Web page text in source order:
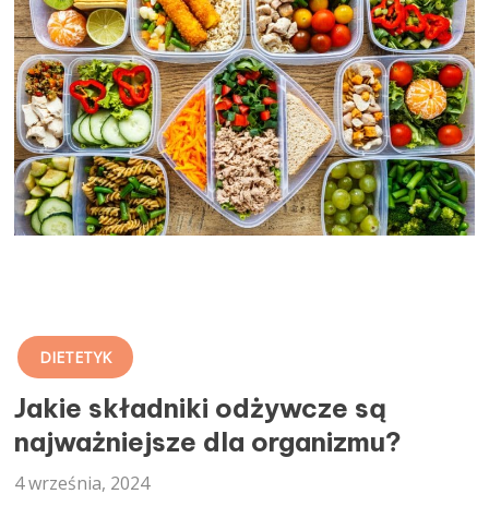
DIETETYK
Jakie składniki odżywcze są
najważniejsze dla organizmu?
4 września, 2024